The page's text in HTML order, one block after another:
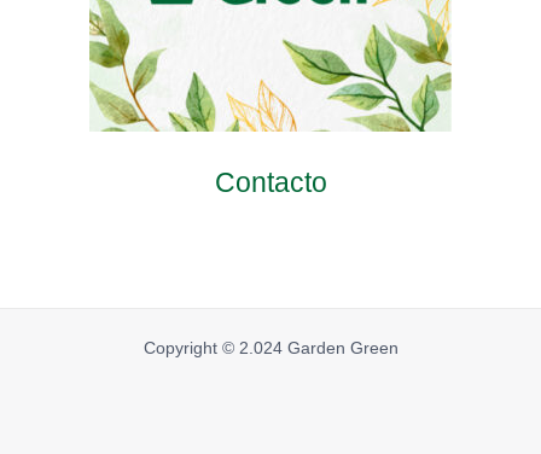
Contacto
Copyright © 2.024 Garden Green